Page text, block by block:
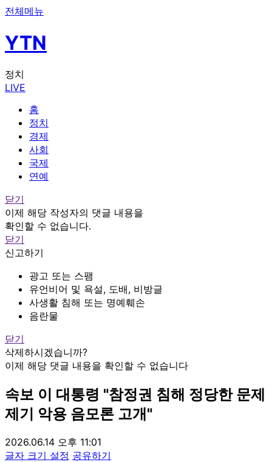
전체메뉴
YTN
정치
LIVE
홈
정치
경제
사회
국제
연예
닫기
이제 해당 작성자의 댓글 내용을
확인할 수 없습니다.
닫기
신고하기
광고 또는 스팸
유언비어 및 욕설, 도배, 비방글
사생활 침해 또는 명예훼손
음란물
닫기
삭제하시겠습니까?
이제 해당 댓글 내용을 확인할 수 없습니다
속보 이 대통령 "참정권 침해 정당한 문제
제기 악용 음모론 고개"
2026.06.14 오후 11:01
글자 크기 설정 공유하기